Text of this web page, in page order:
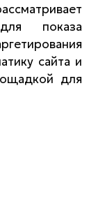
показа
сайта и
для